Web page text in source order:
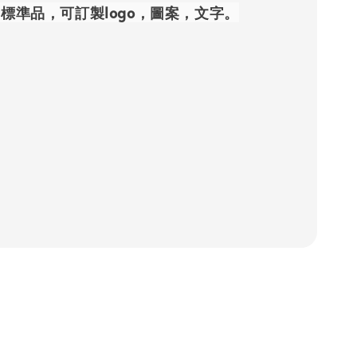
準品，可訂製logo，圖案，文字。